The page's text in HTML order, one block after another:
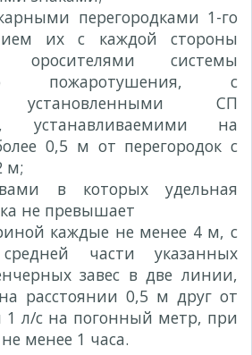
перегородками 1-го
их с каждой стороны
оросителями системы
пожаротушения, с
установленными СП
устанавливаемими на
0,5 м от перегородок с
м;
в которых удельная
не превышает
каждые не менее 4 м, с
части указанных
завес в две линии,
расстоянии 0,5 м друг от
1 л/с на погонный метр, при
менее 1 часа.